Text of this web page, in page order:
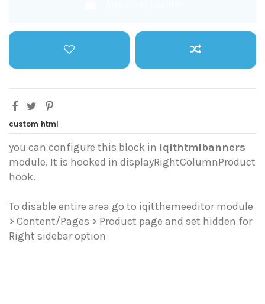
custom html
you can configure this block in iqithtmlbanners
module. It is hooked in displayRightColumnProduct
hook.
To disable entire area go to iqitthemeeditor module
> Content/Pages > Product page and set hidden for
Right sidebar option